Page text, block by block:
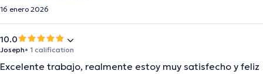
16 enero 2026
10.0
Joseph• 1 calification
Excelente trabajo, realmente estoy muy satisfecho y feliz